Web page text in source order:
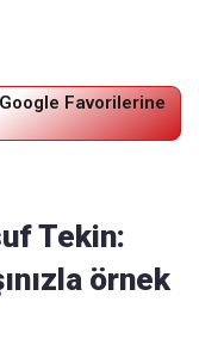
Favorilerine
Tekin:
örnek